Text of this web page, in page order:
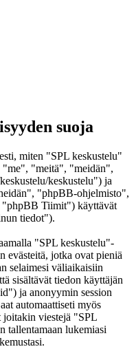
suoja
miten "SPL keskustelu"
"me", "meitä", "meidän",
keskustelu") ja
"phpBB-ohjelmisto",
Tiimit") käyttävät
tiedot").
"SPL keskustelu"-
evästeitä, jotka ovat pieniä
selaimesi väliaikaisiin
sisältävät tiedon käyttäjän
ja anonyymin session
automaattiseti myös
joitakin viestejä "SPL
tallentamaan lukemiasi